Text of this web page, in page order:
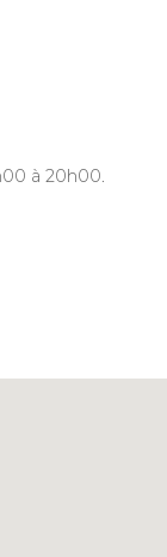
à 20h00.